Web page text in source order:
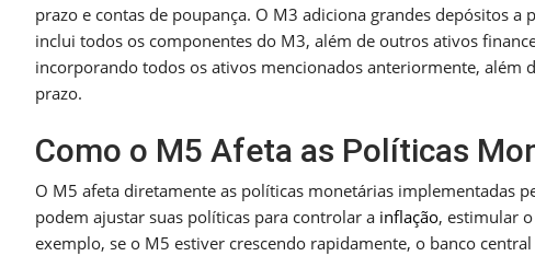
prazo e contas de poupança. O M3 adiciona grandes depósitos
inclui todos os componentes do M3, além de outros ativos
incorporando todos os ativos mencionados anteriormente,
prazo.
Como o M5 Afeta as Políticas
O M5 afeta diretamente as políticas monetárias implementadas
podem ajustar suas políticas para controlar a inflação, estimular
exemplo, se o M5 estiver crescendo rapidamente, o banco